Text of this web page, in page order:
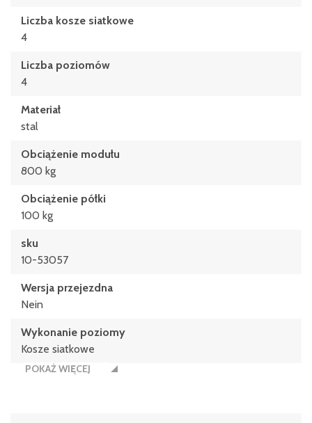
Liczba kosze siatkowe
4
Liczba poziomów
4
Materiał
stal
Obciążenie modułu
800 kg
Obciążenie półki
100 kg
sku
10-53057
Wersja przejezdna
Nein
Wykonanie poziomy
Kosze siatkowe
POKAŻ WIĘCEJ